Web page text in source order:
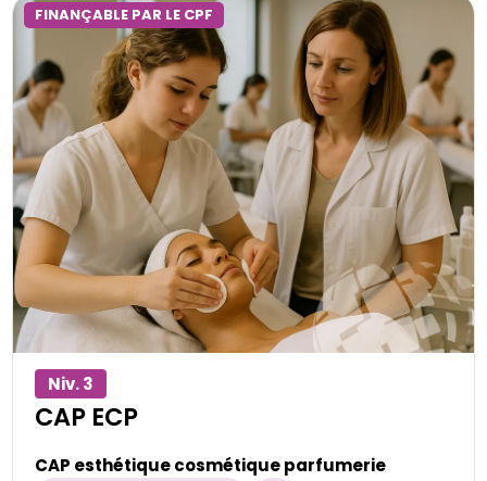
alt="CAP esthétique cosmétique parfumerie proche de
Toulon dans le Var" title="CAP esthétique cosmétique
parfumerie proche de Toulon dans le Var"/>
FINANÇABLE PAR LE CPF
Niv. 3
CAP ECP
CAP esthétique cosmétique parfumerie